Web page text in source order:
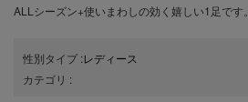
ALLシーズン+使いまわしの効く嬉しい1足です。
性別タイプ :レディース
カテゴリ :